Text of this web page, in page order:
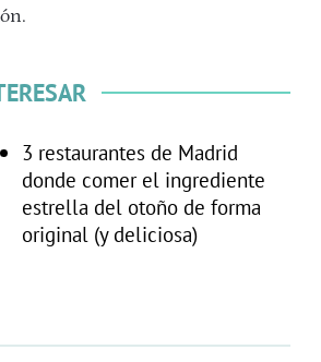
3 restaurantes de Madrid
donde comer el ingrediente
estrella del otoño de forma
original (y deliciosa)